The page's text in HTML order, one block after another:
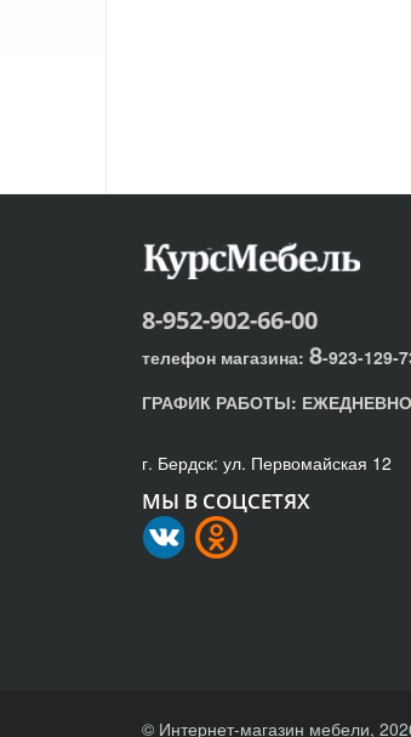
8-952-902-66-00
телефон магазина: 8-923-129-
ГРАФИК РАБОТЫ: ЕЖЕДНЕВНО
г. Бердск: ул. Первомайская 12
МЫ В СОЦСЕТЯХ
© Интернет-магазин мебели,